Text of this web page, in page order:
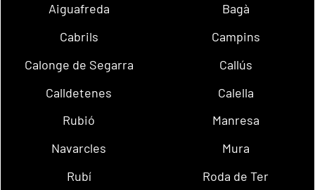
Aiguafreda
Bagà
Cabrils
Campins
Calonge de Segarra
Callús
Calldetenes
Calella
Rubió
Manresa
Navarcles
Mura
Rubí
Roda de Ter